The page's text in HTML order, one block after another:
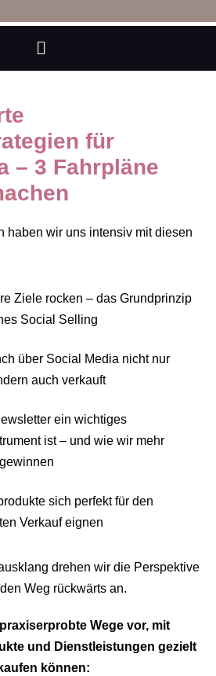
für
– 3 Fahrpläne
haben wir uns intensiv mit diesen
Ziele rocken – das Grundprinzip
Social Selling
über Social Media nicht nur
auch verkauft
ein wichtiges
ist – und wie wir mehr
sich perfekt für den
Verkauf eignen
drehen wir die Perspektive
Weg rückwärts an.
Wege vor, mit
und Dienstleistungen gezielt
können: